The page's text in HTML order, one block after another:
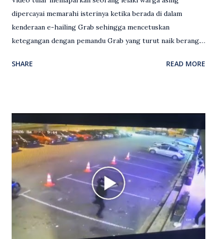
dipercayai memarahi isterinya ketika berada di dalam
kenderaan e-hailing Grab sehingga mencetuskan
ketegangan dengan pemandu Grab yang turut naik berang.
antara seorang lelaki warga asing dengan pemandu Grab
Grab bertindak mempertahankan wanita terbabit sebelum
berlaku pertikaman lidah antara kedua-dua pihak. Video
berkenaan kini tular di media sosial dan mendapat pelbagai
reaksi orang ramai. Antara komen orang awam yang tular di
media sosial mengenai insiden tersebut ialah ramai yang
meluahkan rasa marah terhadap tindakan lelaki berkenaan
serta memuji pemandu Grab kerana campur tangan.
Sebahagian netizen turut meminta pihak berkuasa
mengambil tindakan tegas, manakala ada yang bersimpati
SHARE READ MORE